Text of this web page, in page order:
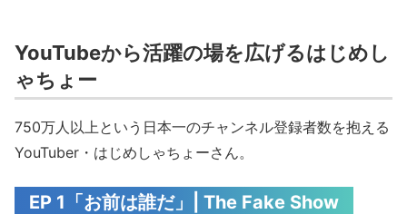
YouTubeから活躍の場を広げるはじめし
ゃちょー
750万人以上という日本一のチャンネル登録者数を抱える
YouTuber・はじめしゃちょーさん。
EP 1「お前は誰だ」| The Fake Show